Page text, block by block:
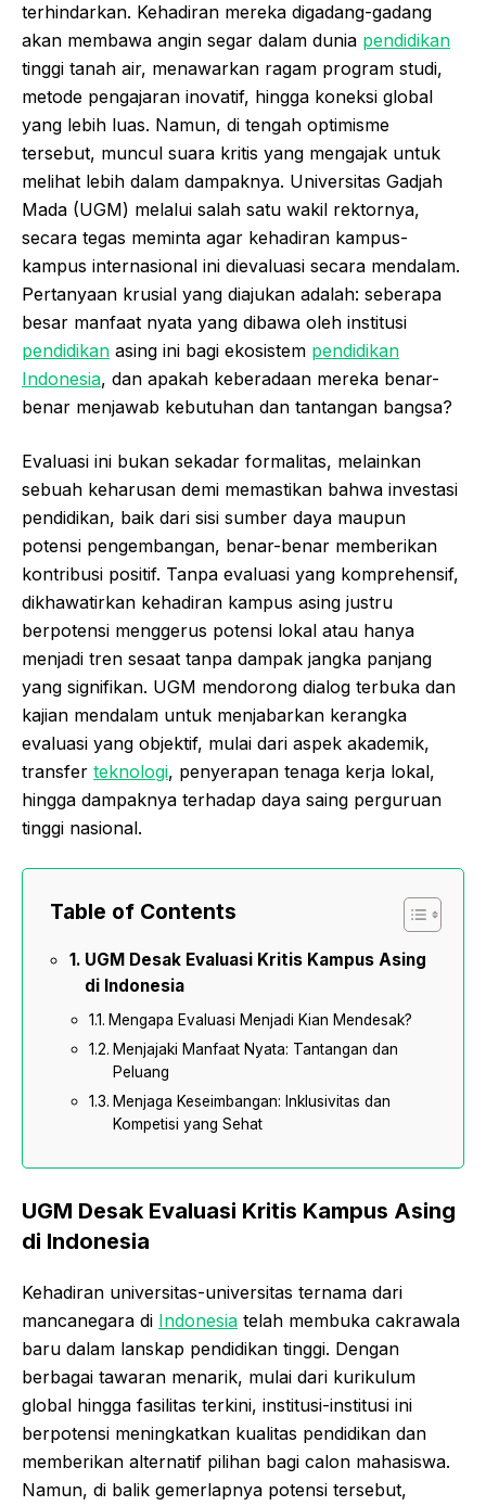
terhindarkan. Kehadiran mereka digadang-gadang
akan membawa angin segar dalam dunia pendidikan
tinggi tanah air, menawarkan ragam program studi,
metode pengajaran inovatif, hingga koneksi global
yang lebih luas. Namun, di tengah optimisme
tersebut, muncul suara kritis yang mengajak untuk
melihat lebih dalam dampaknya. Universitas Gadjah
Mada (UGM) melalui salah satu wakil rektornya,
secara tegas meminta agar kehadiran kampus-
kampus internasional ini dievaluasi secara mendalam.
Pertanyaan krusial yang diajukan adalah: seberapa
besar manfaat nyata yang dibawa oleh institusi
pendidikan asing ini bagi ekosistem pendidikan
Indonesia, dan apakah keberadaan mereka benar-
benar menjawab kebutuhan dan tantangan bangsa?
Evaluasi ini bukan sekadar formalitas, melainkan
sebuah keharusan demi memastikan bahwa investasi
pendidikan, baik dari sisi sumber daya maupun
potensi pengembangan, benar-benar memberikan
kontribusi positif. Tanpa evaluasi yang komprehensif,
dikhawatirkan kehadiran kampus asing justru
berpotensi menggerus potensi lokal atau hanya
menjadi tren sesaat tanpa dampak jangka panjang
yang signifikan. UGM mendorong dialog terbuka dan
kajian mendalam untuk menjabarkan kerangka
evaluasi yang objektif, mulai dari aspek akademik,
transfer teknologi, penyerapan tenaga kerja lokal,
hingga dampaknya terhadap daya saing perguruan
tinggi nasional.
Table of Contents
UGM Desak Evaluasi Kritis Kampus Asing
di Indonesia
Mengapa Evaluasi Menjadi Kian Mendesak?
Menjajaki Manfaat Nyata: Tantangan dan
Peluang
Menjaga Keseimbangan: Inklusivitas dan
Kompetisi yang Sehat
UGM Desak Evaluasi Kritis Kampus Asing
di Indonesia
Kehadiran universitas-universitas ternama dari
mancanegara di Indonesia telah membuka cakrawala
baru dalam lanskap pendidikan tinggi. Dengan
berbagai tawaran menarik, mulai dari kurikulum
global hingga fasilitas terkini, institusi-institusi ini
berpotensi meningkatkan kualitas pendidikan dan
memberikan alternatif pilihan bagi calon mahasiswa.
Namun, di balik gemerlapnya potensi tersebut,